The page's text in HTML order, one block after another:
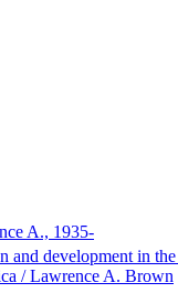
A., 1935-
and development in
/ Lawrence A. Brown